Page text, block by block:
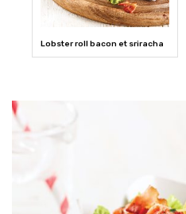
Lobster roll bacon et sriracha